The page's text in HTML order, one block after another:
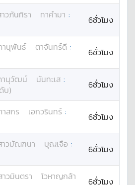
วภันทิรา ทาคำมา :
6ชั่วโมง
านุพันธ์ ตาจันทร์ดี :
6ชั่วโมง
านุวัฒน์ นันทะเส :
บ)
6ชั่วโมง
าสกร เอกวรินทร์ :
6ชั่วโมง
วมัณฑนา บุญเจือ :
6ชั่วโมง
วมินตรา
โวหาญกล้า
6ชั่วโมง